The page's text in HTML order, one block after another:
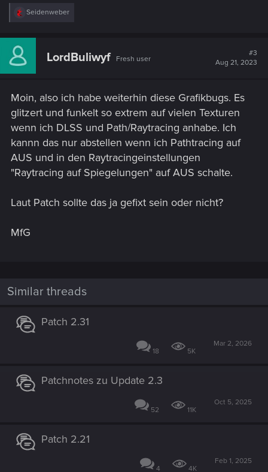
R
c
i
:
Seidenweber
LordBuliwyf Fresh user
#3
Aug 21, 2023
Moin, also ich habe weiterhin diese Grafikbugs. Es
glitzert und funkelt so extrem auf vielen Texturen
wenn ich DLSS und Path/Raytracing anhabe. Ich
kannn das nur abstellen wenn ich Pathtracing auf
AUS und in den Raytracingeinstellungen
"Raytracing auf Spiegelungen" auf AUS schalte.
Laut Patch sollte das ja gefixt sein oder nicht?
MfG
Similar threads
Patch 2.31
18 5K
Mar 2, 2026
Patchnotes zu Update 2.3
52 11K
Oct 5, 2025
Patch 2.21
4 4K
Feb 1, 2025